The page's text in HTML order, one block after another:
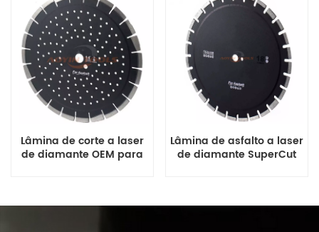
Lâmina de corte a laser
de diamante OEM para
Lâmina de asfalto a laser
de diamante SuperCut